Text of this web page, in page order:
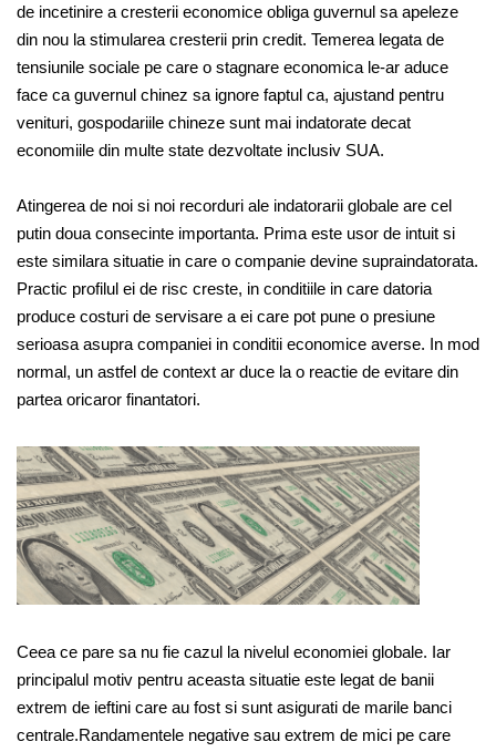
de incetinire a cresterii economice obliga guvernul sa apeleze
din nou la stimularea cresterii prin credit. Temerea legata de
tensiunile sociale pe care o stagnare economica le-ar aduce
face ca guvernul chinez sa ignore faptul ca, ajustand pentru
venituri, gospodariile chineze sunt mai indatorate decat
economiile din multe state dezvoltate inclusiv SUA.
Atingerea de noi si noi recorduri ale indatorarii globale are cel
putin doua consecinte importanta. Prima este usor de intuit si
este similara situatie in care o companie devine supraindatorata.
Practic profilul ei de risc creste, in conditiile in care datoria
produce costuri de servisare a ei care pot pune o presiune
serioasa asupra companiei in conditii economice averse. In mod
normal, un astfel de context ar duce la o reactie de evitare din
partea oricaror finantatori.
Ceea ce pare sa nu fie cazul la nivelul economiei globale. Iar
principalul motiv pentru aceasta situatie este legat de banii
extrem de ieftini care au fost si sunt asigurati de marile banci
centrale.Randamentele negative sau extrem de mici pe care